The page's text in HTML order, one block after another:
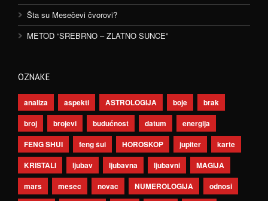
Šta su Mesečevi čvorovi?
METOD “SREBRNO – ZLATNO SUNCE”
OZNAKE
analiza aspekti ASTROLOGIJA boje
brak
broj
brojevi budućnost datum
energija
FENG SHUI
feng šui HOROSKOP jupiter
karte
KRISTALI
ljubav ljubavna ljubavni
MAGIJA
mars
mesec novac NUMEROLOGIJA
odnosi